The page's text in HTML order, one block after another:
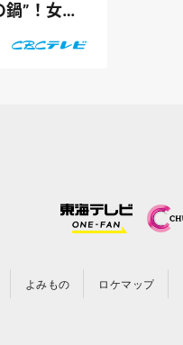
鍋”！女子
よみもの ロケマップ